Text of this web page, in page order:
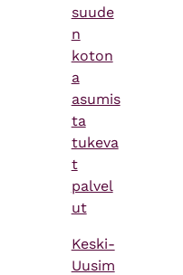
suude
n
koton
a
asumis
ta
tukeva
t
palvel
ut
Keski-
Uusim